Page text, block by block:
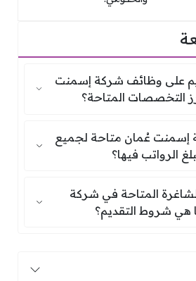
على وظائف شركة
على وظائف شركة إسمنت
التخصصات المتاحة؟
إسمنت عُمان متاحة
عُمان متاحة لجميع
الرواتب فيها؟
الشاغرة المتاحة في
المتاحة في شركة
هي شروط التقديم؟